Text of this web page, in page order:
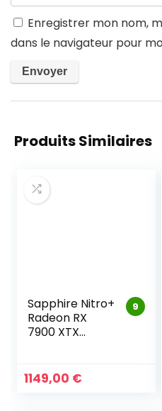
Enregistrer mon nom,
dans le navigateur pour
Produits Similaires
9
Sapphire Nitro+
Radeon RX
7900 XTX
1149,00 €